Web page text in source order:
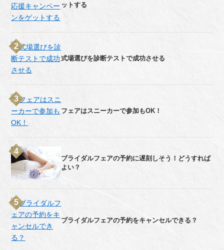
ットする
式場選びを診断テストで成功させる
フェアはスニーカーで参加もOK！
ブライダルフェアの予約に遅刻しそう！どうすれば
よい？
ブライダルフェアの予約をキャンセルできる？